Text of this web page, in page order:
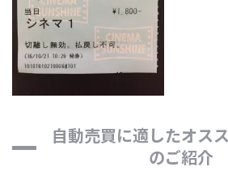
自動売買に適したオス
のご紹介